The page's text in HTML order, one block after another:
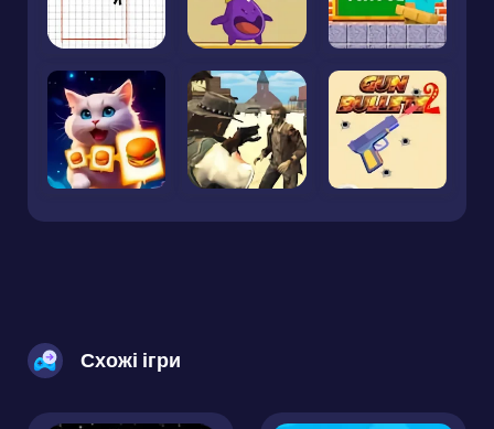
Схожі ігри